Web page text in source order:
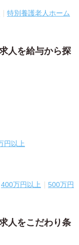
特別養護老人ホーム
人を給与から探
円以上
400万円以上
500万円
人をこだわり条